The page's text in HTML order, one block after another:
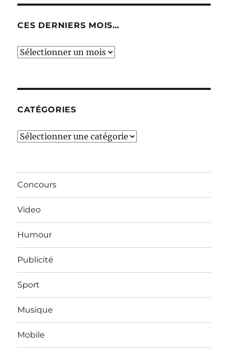
CES DERNIERS MOIS…
Ces
CATÉGORIES
Catégories
Concours
Video
Humour
Publicité
Sport
Musique
Mobile